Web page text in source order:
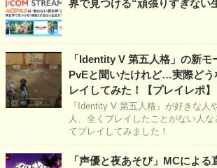
界で見つける“頑張りすぎない
「Identity V 第五人格」の新
PvEと聞いたけれど…実際どう
レイしてみた！【プレイレポ】
『Identity V 第五人格』が好きな人
人、全くプレイしたことがない人
てプレイしてみました！
「声優と夜あそび」MCによ